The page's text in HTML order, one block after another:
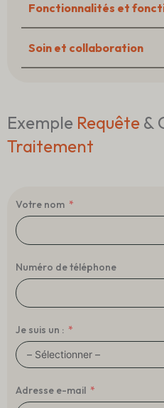
Fonctionnalités et
Soin et collaboration
Exemple Requête &
Traitement
Votre nom
Numéro de téléphone
Je suis un :
Adresse e-mail